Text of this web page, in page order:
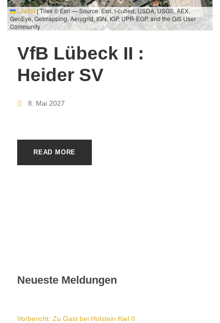
Leaflet|Tiles © Esri — Source: Esri, i-cubed, USDA, USGS, AEX,
GeoEye, Getmapping, Aerogrid, IGN, IGP, UPR-EGP, and the GIS User
Community
VfB Lübeck II :
Heider SV
8. Mai 2027
READ MORE
Neueste Meldungen
Vorbericht: Zu Gast bei Holstein Kiel II